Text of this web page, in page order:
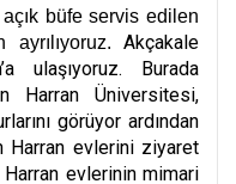
büfe servis edilen
ayrılıyoruz. Akçakale
ulaşıyoruz. Burada
Harran Üniversitesi,
görüyor ardından
evlerini ziyaret
evlerinin mimari